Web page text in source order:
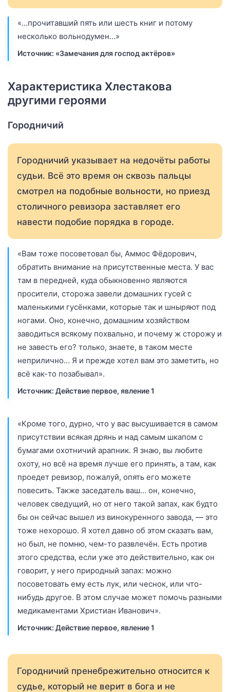
«…прочитавший пять или шесть книг и потому
несколько вольнодумен…»
Источник: «Замечания для господ актёров»
Характеристика Хлестакова
другими героями
Городничий
Городничий указывает на недочёты работы
судьи. Всё это время он сквозь пальцы
смотрел на подобные вольности, но приезд
столичного ревизора заставляет его
навести подобие порядка в городе.
«Вам тоже посоветовал бы, Аммос Фёдорович,
обратить внимание на присутственные места. У вас
там в передней, куда обыкновенно являются
просители, сторожа завели домашних гусей с
маленькими гусёнками, которые так и шныряют под
ногами. Оно, конечно, домашним хозяйством
заводиться всякому похвально, и почему ж сторожу и
не завесть его? только, знаете, в таком месте
неприлично… Я и прежде хотел вам это заметить, но
всё как-то позабывал».
Источник: Действие первое, явление 1
«Кроме того, дурно, что у вас высушивается в самом
присутствии всякая дрянь и над самым шкапом с
бумагами охотничий арапник. Я знаю, вы любите
охоту, но всё на время лучше его принять, а там, как
проедет ревизор, пожалуй, опять его можете
повесить. Также заседатель ваш… он, конечно,
человек сведущий, но от него такой запах, как будто
бы он сейчас вышел из винокуренного завода, — это
тоже нехорошо. Я хотел давно об этом сказать вам,
но был, не помню, чем-то развлечён. Есть против
этого средства, если уже это действительно, как он
говорит, у него природный запах: можно
посоветовать ему есть лук, или чеснок, или что-
нибудь другое. В этом случае может помочь разными
медикаментами Христиан Иванович».
Источник: Действие первое, явление 1
Городничий пренебрежительно относится к
судье, который не верит в бога и не